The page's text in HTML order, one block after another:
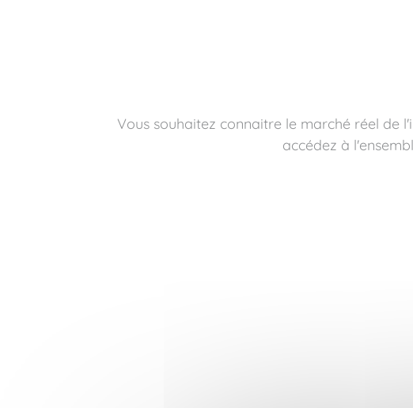
Vous souhaitez connaitre le marché réel de
accédez à